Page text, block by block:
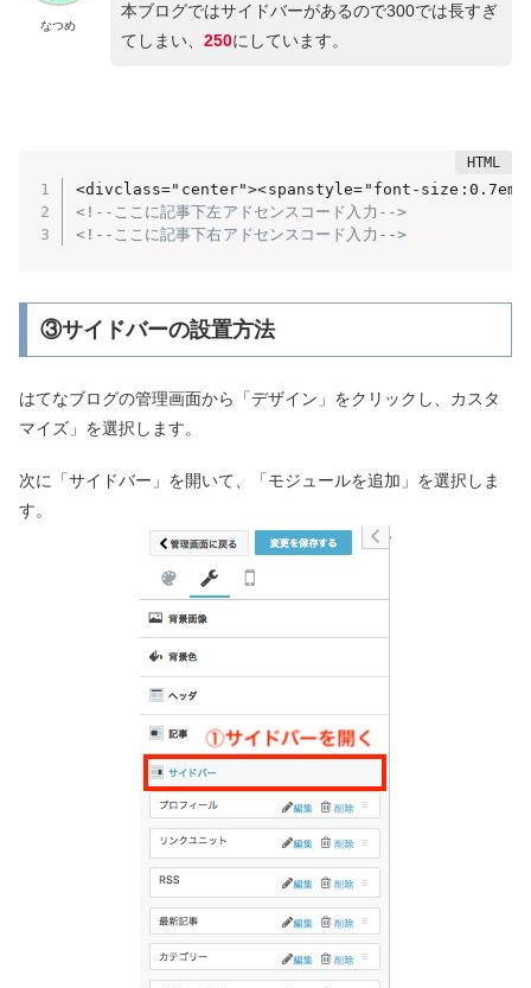
なつめ
本ブログではサイドバーがあるので300では長すぎ
てしまい、 250にしています。
<divclass="center"><spanstyle="font-size:0.7em">
<!--ここに記事下左アドセンスコード入力-->
<!--ここに記事下右アドセンスコード入力-->
③サイドバーの設置方法
はてなブログの管理画面から「デザイン」をクリックし、カスタ
マイズ」を選択します。
次に「サイドバー」を開いて、「モジュールを追加」を選択しま
す。